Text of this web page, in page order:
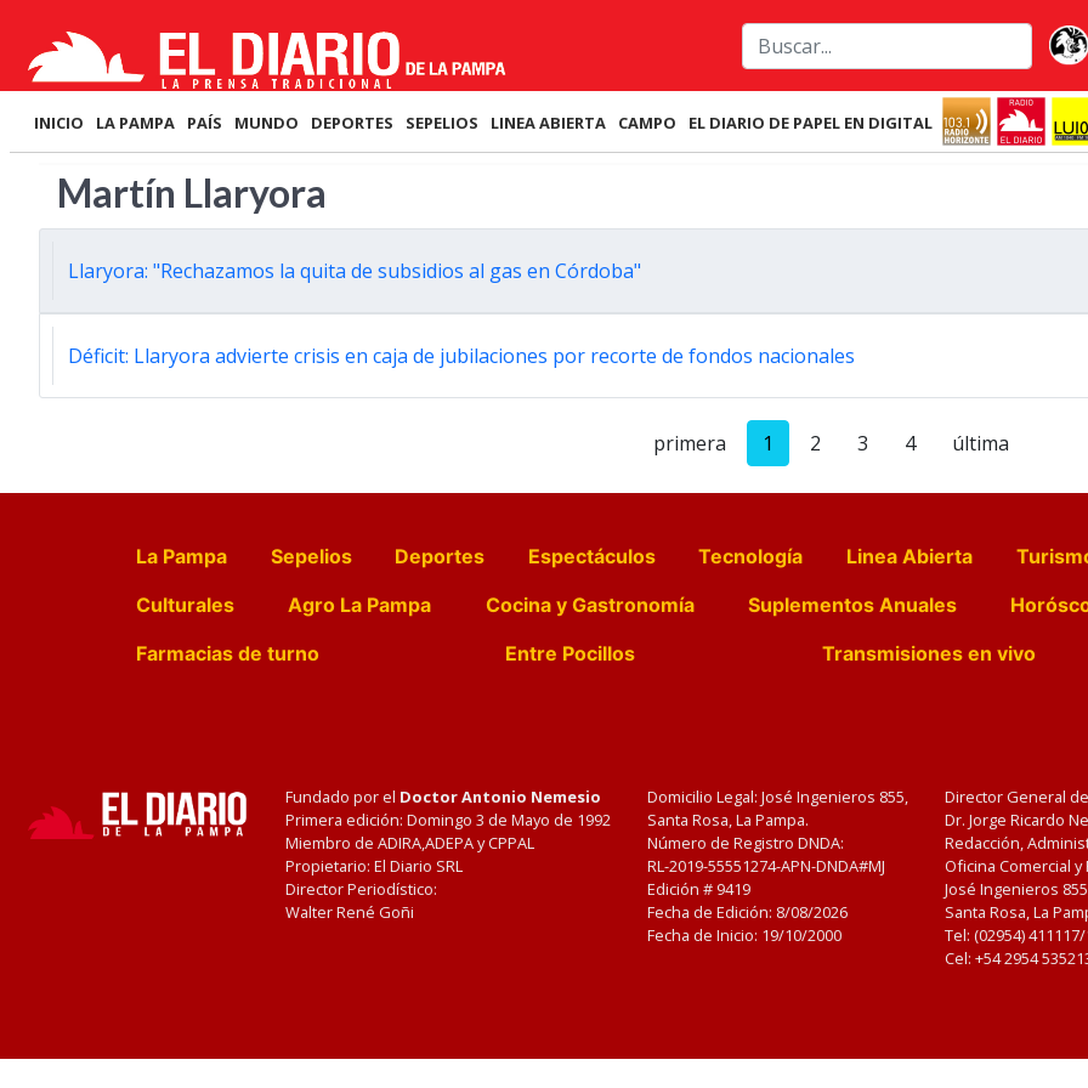
INICIO LA PAMPA PAÍS MUNDO DEPORTES SEPELIOS LINEA ABIERTA CAMPO EL DIARIO DE PAPEL EN DIGITAL
Martín Llaryora
Llaryora: "Rechazamos la quita de subsidios al gas en Córdoba"
Déficit: Llaryora advierte crisis en caja de jubilaciones por recorte de fondos nacionales
primera 1 2 3 4 última
La Pampa Sepelios Deportes Espectáculos Tecnología Linea Abierta
Culturales
Agro La Pampa Cocina y Gastronomía Suplementos Anuales
Farmacias de turno
Entre Pocillos Transmisiones en vivo
Fundado por el Doctor Antonio Nemesio
Primera edición: Domingo 3 de Mayo de 1992
Miembro de ADIRA,ADEPA y CPPAL
Propietario: El Diario SRL
Director Periodístico:
Walter René Goñi
Domicilio Legal: José Ingenieros 855,
Santa Rosa, La Pampa.
Número de Registro DNDA:
RL-2019-55551274-APN-DNDA#MJ
Edición # 9419
Fecha de Edición: 8/08/2026
Fecha de Inicio: 19/10/2000
Director General
Dr. Jorge Ricardo
Redacción,
Oficina Comercial
José Ingenieros
Santa Rosa, La
Tel: (02954)
Cel: +54 2954